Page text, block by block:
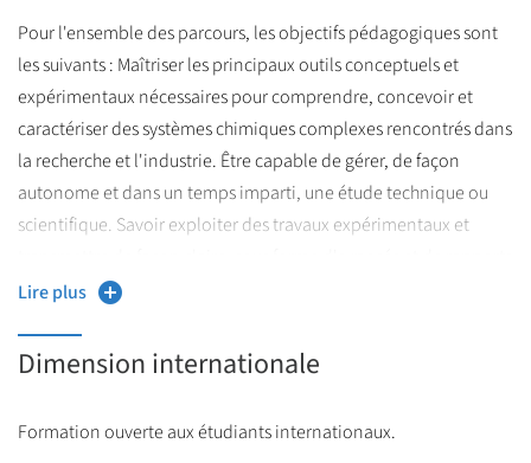
de la chimie moderne.
Pour l'ensemble des parcours, les objectifs pédagogiques sont
les suivants : Maîtriser les principaux outils conceptuels et
expérimentaux nécessaires pour comprendre, concevoir et
caractériser des systèmes chimiques complexes rencontrés dans
la recherche et l'industrie. Être capable de gérer, de façon
autonome et dans un temps imparti, une étude technique ou
scientifique. Savoir exploiter des travaux expérimentaux et
synthétiques, les résultats obtenus et les interprétations. Cette
communication dans l'entreprise joue un rôle moteur. Acquérir
Lire plus
Dimension internationale
Formation ouverte aux étudiants internationaux.